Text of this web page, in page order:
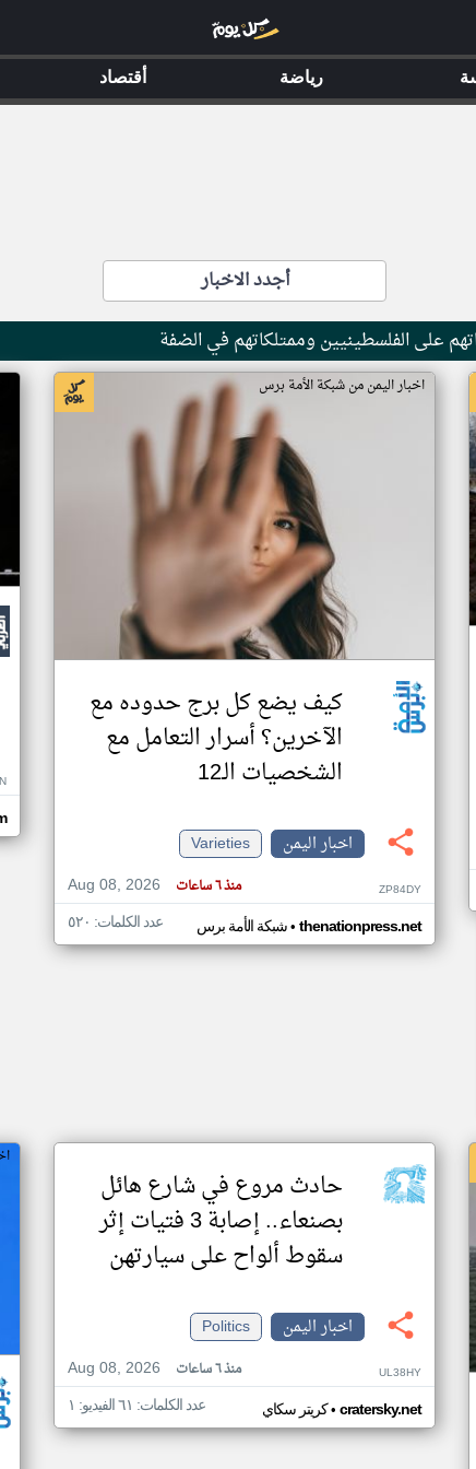
أجدد الاخبار
على الفلسطينيين وممتلكاتهم في الضفة
اخبار اليمن من شبكة الأمة برس
كيف يضع كل برج حدوده مع
الآخرين؟ أسرار التعامل مع
الشخصيات الـ12
اخبار اليمن
Varieties
Aug 08, 2026
منذ ٦ ساعات ZP84DY
شبكة الأمة برس• thenationpress.net عدد الكلمات: ٥٢٠
حادث مروع في شارع هائل
بصنعاء.. إصابة 3 فتيات إثر
سقوط ألواح على سيارتهن
اخبار اليمن
Politics
Aug 08, 2026
منذ ٦ ساعات UL38HY
كريتر سكاي• cratersky.net عدد الكلمات: ٦١ الفيديو: ١
رياضة أقتصاد